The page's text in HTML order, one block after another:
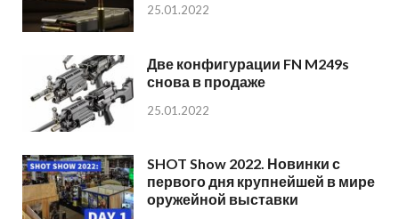
25.01.2022
Две конфигурации FN M249s
снова в продаже
25.01.2022
SHOT Show 2022. Новинки с
первого дня крупнейшей в мире
оружейной выставки